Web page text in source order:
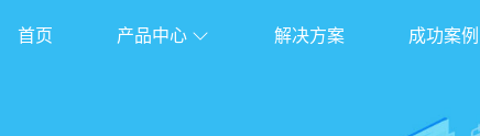
首页 产品中心 解决方案 成功案例